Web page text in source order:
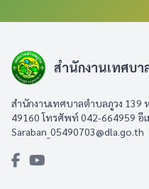
สำนักงานเทศบา
สำนักงานเทศบาลตำบลภูวง 139
49160 โทรศัพท์ 042-664959 อี
Saraban_05490703@dla.go.th